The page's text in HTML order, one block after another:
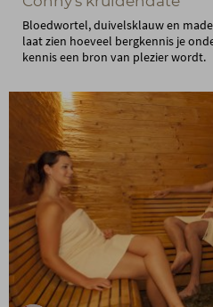
Bloedwortel, duivelsklauw en
laat zien hoeveel bergkennis je
kennis een bron van plezier wordt.